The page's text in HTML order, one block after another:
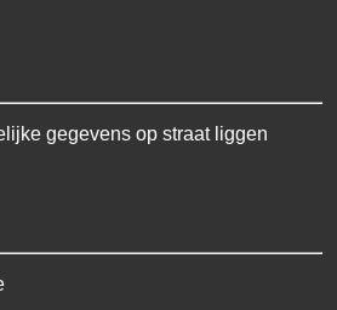
gegevens op straat liggen